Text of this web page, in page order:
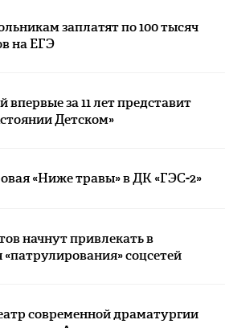
заплатят по 100 тысяч
на ЕГЭ
за 11 лет представит
Детском»
«Ниже травы» в ДК «ГЭС-2»
начнут привлекать в
соцсетей
современной драматургии